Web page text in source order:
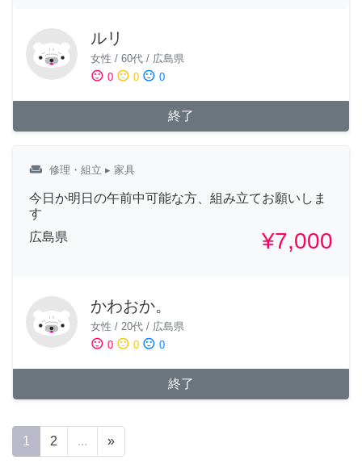
ルリ
女性 / 60代 / 広島県
sentiment_satisfied 0 sentiment_neutral 0 sentiment_dissatisfied 0
終了
weekend 修理・組立 ▸ 家具
今日か明日の午前中可能な方、組み立てお願いしま
す
広島県
¥7,000
かわおか。
女性 / 20代 / 広島県
sentiment_satisfied 0 sentiment_neutral 0 sentiment_dissatisfied 0
終了
1 2 ... »